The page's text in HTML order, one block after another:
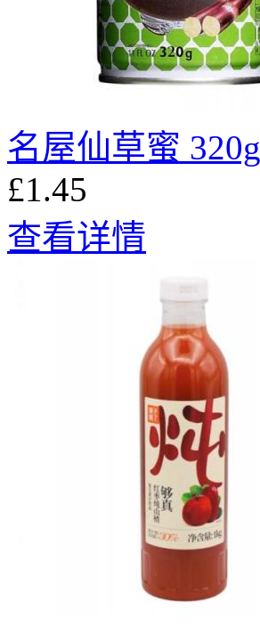
名屋仙草蜜 320g
£1.45
查看详情